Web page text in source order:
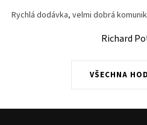
VŠECHNA
Rychlá dodávka, velmi dobrá
Richard